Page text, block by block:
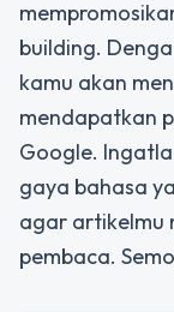
building.
kamu akan
mendapatkan
Google.
gaya bahasa
agar artikelmu
pembaca.